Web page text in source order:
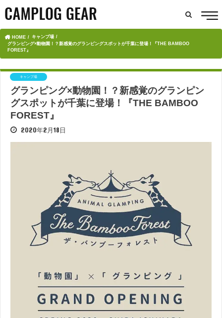
HOME
キャンプ場
グランピング×動物園！？新感覚のグランピングスポットが千葉に登場！『THE BAMBOO
FOREST』
キャンプ場
グランピング×動物園！？新感覚のグランピン
グスポットが千葉に登場！『THE BAMBOO
FOREST』
2020年2月18日